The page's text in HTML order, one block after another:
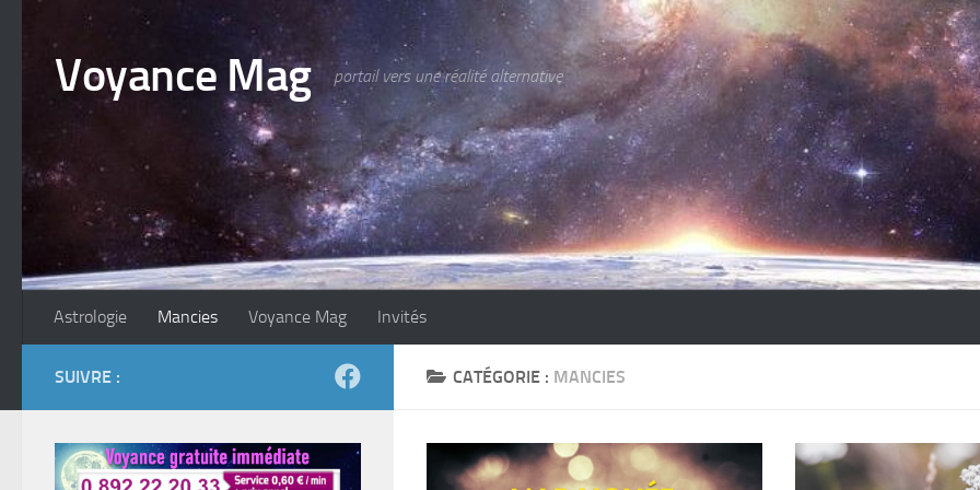
Voyance Mag portail vers une réalité alternative
Astrologie Mancies Voyance Mag Invités
CATÉGORIE : MANCIES
SUIVRE :